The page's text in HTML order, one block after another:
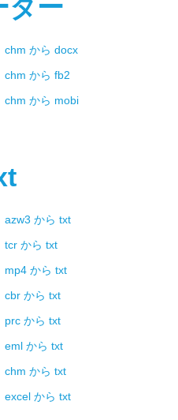
ター
chm から docx
chm から fb2
chm から mobi
azw3 から txt
tcr から txt
mp4 から txt
cbr から txt
prc から txt
eml から txt
chm から txt
excel から txt